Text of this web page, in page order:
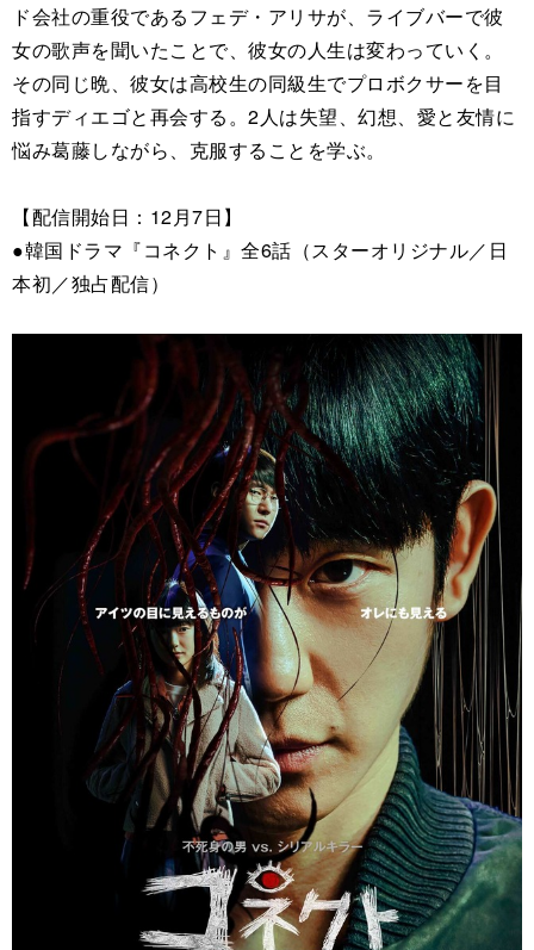
ド会社の重役であるフェデ・アリサが、ライブバーで彼
女の歌声を聞いたことで、彼女の人生は変わっていく。
その同じ晩、彼女は高校生の同級生でプロボクサーを目
指すディエゴと再会する。2人は失望、幻想、愛と友情に
悩み葛藤しながら、克服することを学ぶ。
【配信開始日：12月7日】
●韓国ドラマ『コネクト』全6話（スターオリジナル／日
本初／独占配信）